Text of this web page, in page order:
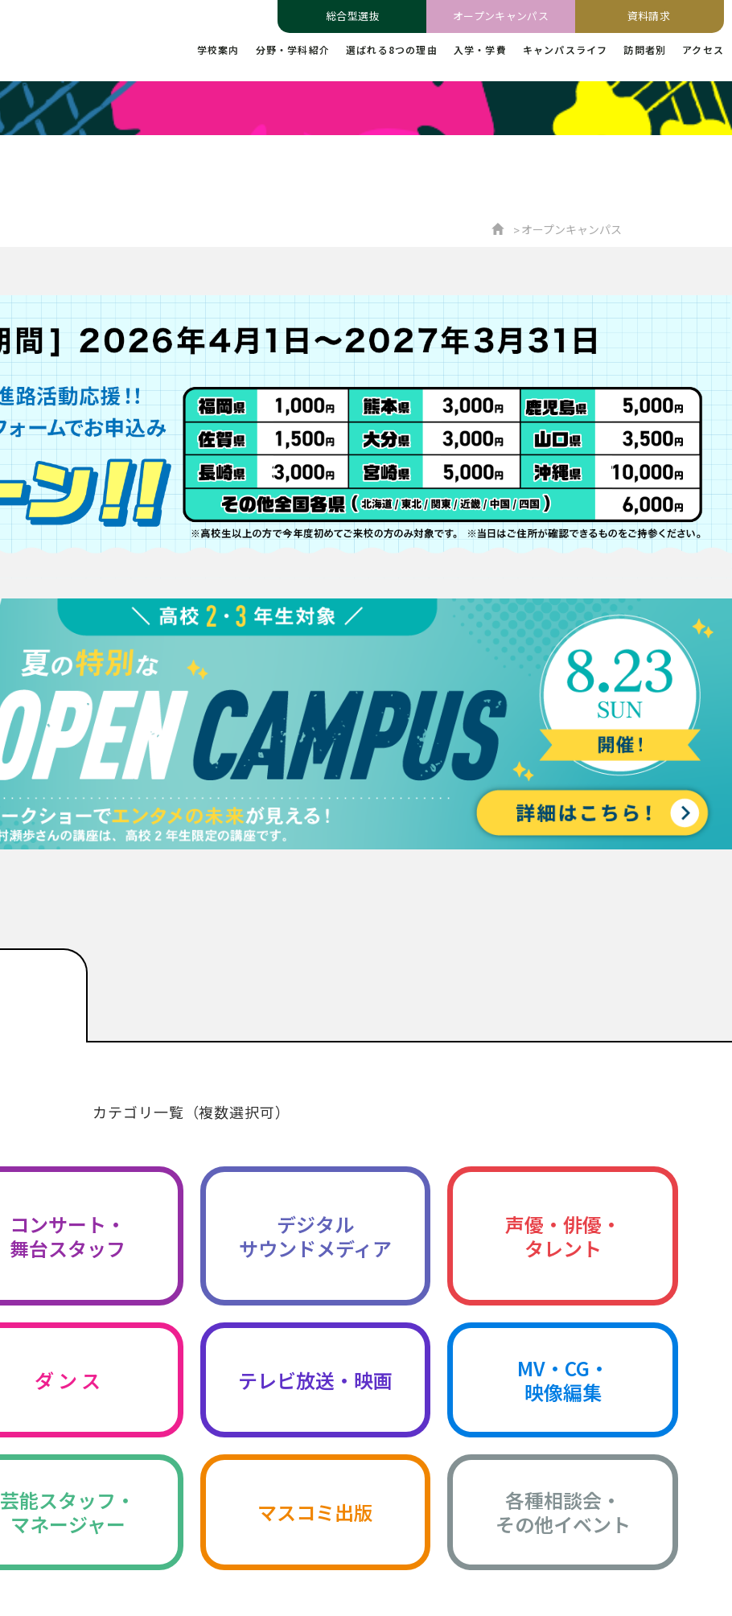
総合型選抜 オープンキャンパス 資料請求
学校案内 分野・学科紹介 選ばれる8つの理由 入学・学費 キャンパスライフ 訪問者別 アクセス
オープンキャンパス
カテゴリ一覧（複数選択可）
コンサート・
舞台スタッフ
デジタル
サウンドメディア
声優・俳優・
タレント
ダ ン ス テレビ放送・映画
MV・CG・
映像編集
芸能スタッフ・
マネージャー
マスコミ出版
各種相談会・
その他イベント